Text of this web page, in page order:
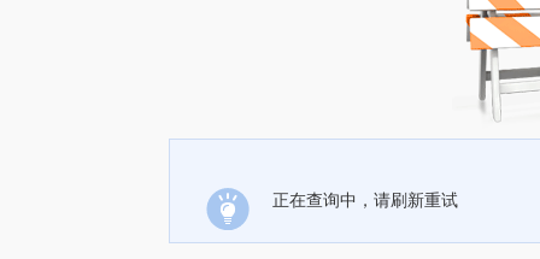
正在查询中，请刷新重试